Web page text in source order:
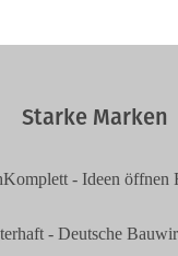
Starke Marken